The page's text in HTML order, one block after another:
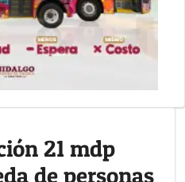
21 mdp
de personas